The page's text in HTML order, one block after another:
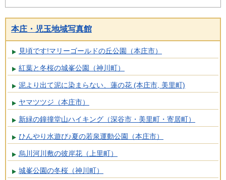
本庄・児玉地域写真館
見頃です!マリーゴールドの丘公園（本庄市）
紅葉と冬桜の城峯公園（神川町）
泥より出て泥に染まらない、蓮の花 (本庄市, 美里町)
ヤマツツジ（本庄市）
新緑の鐘撞堂山ハイキング（深谷市・美里町・寄居町）
ひんやり水遊び♪夏の若泉運動公園（本庄市）
烏川河川敷の彼岸花（上里町）
城峯公園の冬桜（神川町）